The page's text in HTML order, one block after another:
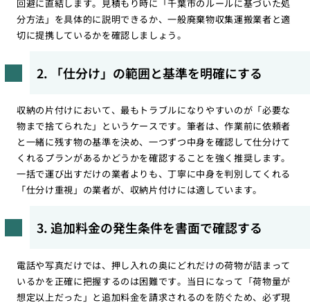
回避に直結します。見積もり時に「千葉市のルールに基づいた処
分方法」を具体的に説明できるか、一般廃棄物収集運搬業者と適
切に提携しているかを確認しましょう。
2. 「仕分け」の範囲と基準を明確にする
収納の片付けにおいて、最もトラブルになりやすいのが「必要な
物まで捨てられた」というケースです。筆者は、作業前に依頼者
と一緒に残す物の基準を決め、一つずつ中身を確認して仕分けて
くれるプランがあるかどうかを確認することを強く推奨します。
一括で運び出すだけの業者よりも、丁寧に中身を判別してくれる
「仕分け重視」の業者が、収納片付けには適しています。
3. 追加料金の発生条件を書面で確認する
電話や写真だけでは、押し入れの奥にどれだけの荷物が詰まって
いるかを正確に把握するのは困難です。当日になって「荷物量が
想定以上だった」と追加料金を請求されるのを防ぐため、必ず現